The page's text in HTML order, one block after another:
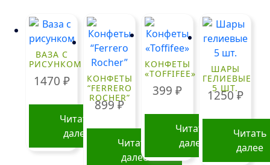
ВАЗА С
РИСУНКОМ
1470 ₽
Читать
далее
КОНФЕТЫ
“FERRERO
ROCHER”
899₽
Читать
далее
КОНФЕТЫ
«TOFFIFEE»
399₽
Читать
далее
ШАРЫ
ГЕЛИЕВЫЕ
5 ШТ.
1250₽
Читать
далее